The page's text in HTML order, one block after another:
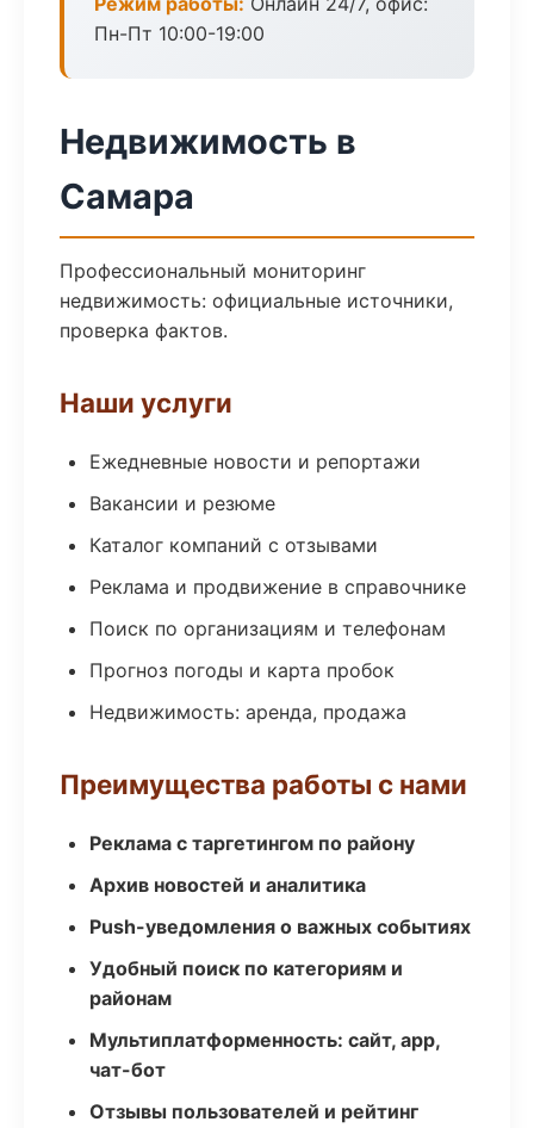
Пн-Пт 10:00-19:00
Недвижимость в
Самара
Профессиональный мониторинг
недвижимость: официальные источники,
проверка фактов.
Наши услуги
Ежедневные новости и репортажи
Вакансии и резюме
Каталог компаний с отзывами
Реклама и продвижение в справочнике
Поиск по организациям и телефонам
Прогноз погоды и карта пробок
Недвижимость: аренда, продажа
Преимущества работы с нами
Реклама с таргетингом по району
Архив новостей и аналитика
Push-уведомления о важных событиях
Удобный поиск по категориям и
районам
Мультиплатформенность: сайт, app,
чат-бот
Отзывы пользователей и рейтинг